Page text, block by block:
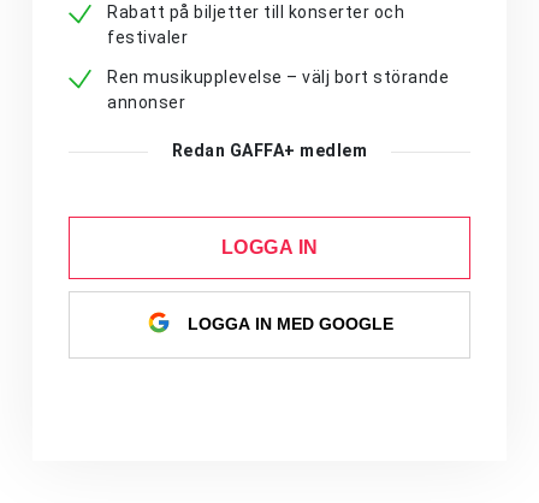
Rabatt på biljetter till konserter och
festivaler
Ren musikupplevelse – välj bort störande
annonser
Redan GAFFA+ medlem
LOGGA IN
LOGGA IN MED GOOGLE